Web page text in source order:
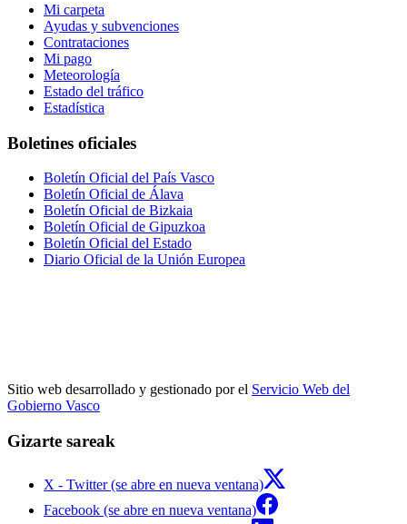
Mi carpeta
Ayudas y subvenciones
Contrataciones
Mi pago
Meteorología
Estado del tráfico
Estadística
Boletines oficiales
Boletín Oficial del País Vasco
Boletín Oficial de Álava
Boletín Oficial de Bizkaia
Boletín Oficial de Gipuzkoa
Boletín Oficial del Estado
Diario Oficial de la Unión Europea
Sitio web desarrollado y gestionado por el Servicio Web del
Gobierno Vasco
Gizarte sareak
X - Twitter (se abre en nueva ventana)
Facebook (se abre en nueva ventana)